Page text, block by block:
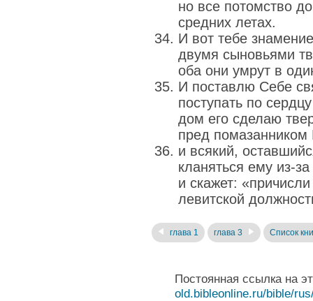
но все потомство
средних летах.
И вот тебе
двумя сыновьями
оба они умрут в
И поставлю Себе
поступать по
дом его сделаю
пред
и всякий,
кланяться ему
и скажет:
левитской
глава 1 глава 3 Список
Постоянная ссылка на
old.bibleonline.ru/bible/